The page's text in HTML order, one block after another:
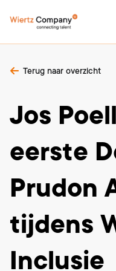
Terug naar overzicht
Jos
eerste
Prudon
tijdens
Inclusie